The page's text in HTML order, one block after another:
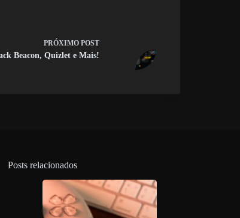
PRÓXIMO POST
Beacon, Quizlet e Mais!
Posts relacionados